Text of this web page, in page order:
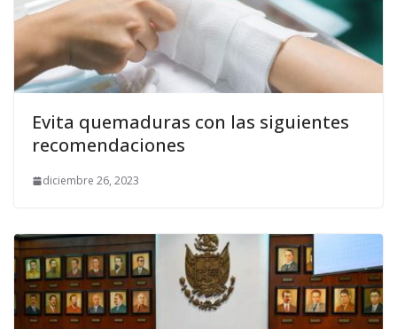
Evita quemaduras con las siguientes
recomendaciones
diciembre 26, 2023